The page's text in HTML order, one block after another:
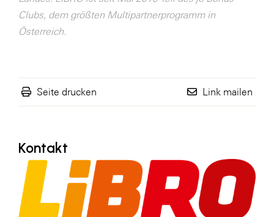
Clubs, dem größten Multipartnerprogramm in
Österreich.
Seite drucken Link mailen
Kontakt